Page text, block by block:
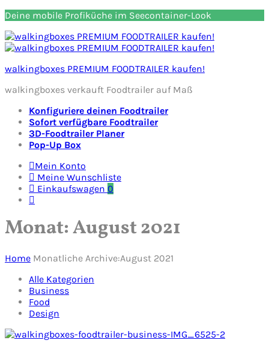
Deine mobile Profiküche im Seecontainer-Look
walkingboxes PREMIUM FOODTRAILER kaufen!
walkingboxes verkauft Foodtrailer auf Maß
Konfiguriere deinen Foodtrailer
Sofort verfügbare Foodtrailer
3D-Foodtrailer Planer
Pop-Up Box
Mein Konto
Meine Wunschliste
Einkaufswagen 0
Monat:August 2021
Home Monatliche Archive:August 2021
Alle Kategorien
Business
Food
Design